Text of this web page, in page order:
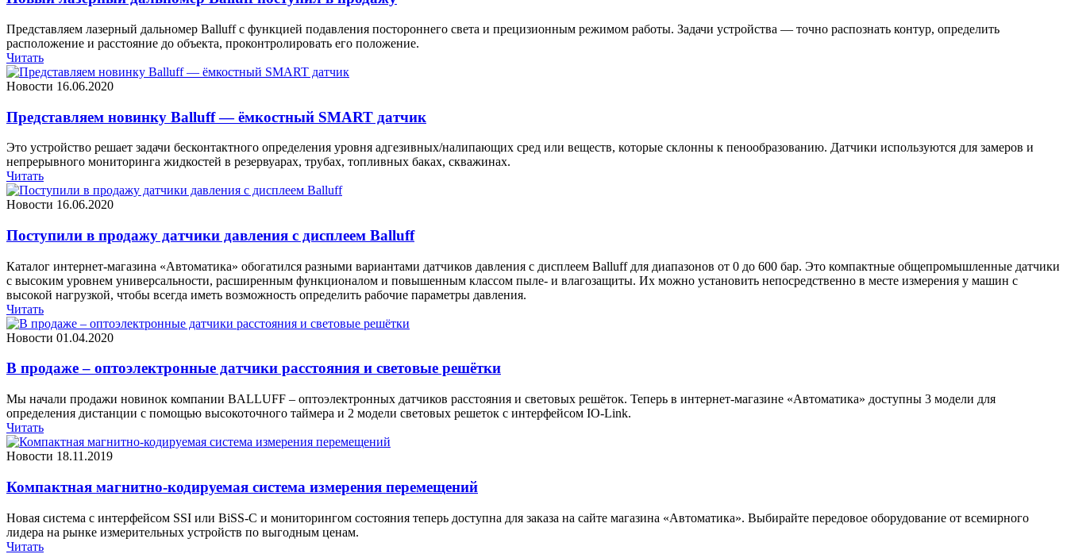
Представляем лазерный дальномер Balluff с функцией подавления постороннего света и прецизионным режимом работы. Задачи устройства — точно распознать контур, определить
расположение и расстояние до объекта, проконтролировать его положение.
Читать
Новости 16.06.2020
Представляем новинку Balluff — ёмкостный SMART датчик
Это устройство решает задачи бесконтактного определения уровня адгезивных/налипающих сред или веществ, которые склонны к пенообразованию. Датчики используются для замеров и
непрерывного мониторинга жидкостей в резервуарах, трубах, топливных баках, скважинах.
Читать
Новости 16.06.2020
Поступили в продажу датчики давления с дисплеем Balluff
Каталог интернет-магазина «Автоматика» обогатился разными вариантами датчиков давления с дисплеем Balluff для диапазонов от 0 до 600 бар. Это компактные общепромышленные датчики
с высоким уровнем универсальности, расширенным функционалом и повышенным классом пыле- и влагозащиты. Их можно установить непосредственно в месте измерения у машин с
высокой нагрузкой, чтобы всегда иметь возможность определить рабочие параметры давления.
Читать
Новости 01.04.2020
В продаже – оптоэлектронные датчики расстояния и световые решётки
Мы начали продажи новинок компании BALLUFF – оптоэлектронных датчиков расстояния и световых решёток. Теперь в интернет-магазине «Автоматика» доступны 3 модели для
определения дистанции с помощью высокоточного таймера и 2 модели световых решеток с интерфейсом IO-Link.
Читать
Новости 18.11.2019
Компактная магнитно-кодируемая система измерения перемещений
Новая система с интерфейсом SSI или BiSS-C и мониторингом состояния теперь доступна для заказа на сайте магазина «Автоматика». Выбирайте передовое оборудование от всемирного
лидера на рынке измерительных устройств по выгодным ценам.
Читать